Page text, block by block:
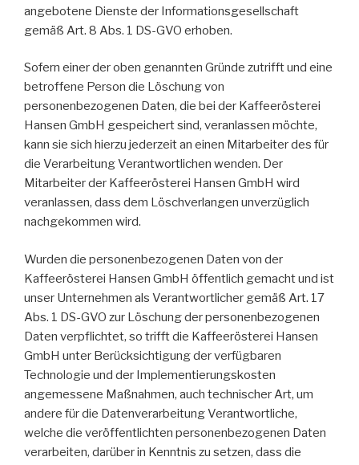
angebotene Dienste der Informationsgesellschaft
gemäß Art. 8 Abs. 1 DS-GVO erhoben.
Sofern einer der oben genannten Gründe zutrifft und eine
betroffene Person die Löschung von
personenbezogenen Daten, die bei der Kaffeerösterei
Hansen GmbH gespeichert sind, veranlassen möchte,
kann sie sich hierzu jederzeit an einen Mitarbeiter des für
die Verarbeitung Verantwortlichen wenden. Der
Mitarbeiter der Kaffeerösterei Hansen GmbH wird
veranlassen, dass dem Löschverlangen unverzüglich
nachgekommen wird.
Wurden die personenbezogenen Daten von der
Kaffeerösterei Hansen GmbH öffentlich gemacht und ist
unser Unternehmen als Verantwortlicher gemäß Art. 17
Abs. 1 DS-GVO zur Löschung der personenbezogenen
Daten verpflichtet, so trifft die Kaffeerösterei Hansen
GmbH unter Berücksichtigung der verfügbaren
Technologie und der Implementierungskosten
angemessene Maßnahmen, auch technischer Art, um
andere für die Datenverarbeitung Verantwortliche,
welche die veröffentlichten personenbezogenen Daten
verarbeiten, darüber in Kenntnis zu setzen, dass die